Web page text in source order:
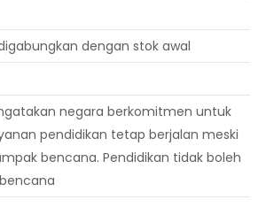
dengan stok awal
negara berkomitmen untuk
pendidikan tetap berjalan meski
bencana. Pendidikan tidak boleh